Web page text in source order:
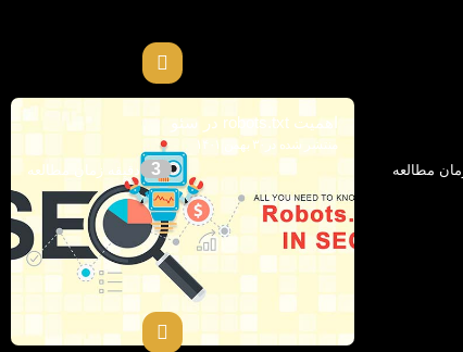
اهمیت robots.txt در سئو
منتشر شده در۳۰ بهمن ۱۴۰۱
3